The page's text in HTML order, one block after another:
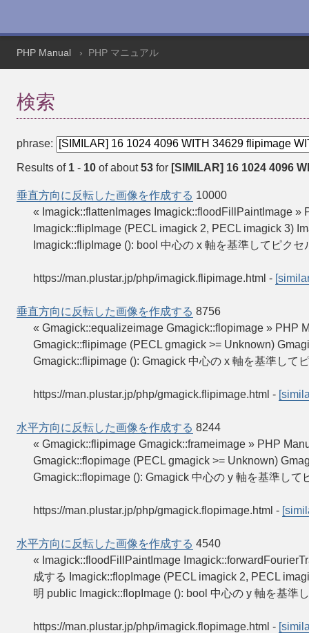
PHP Manual PHP マニュアル
検索
phrase:
Results of 1 - 10 of about53 for [SIMILAR] 16 1024 4096
垂直方向に反転した画像を作成する 10000
« Imagick::flattenImages Imagick::floodFillPaintImage
Imagick::flipImage (PECL imagick 2, PECL imagick 3)
Imagick::flipImage (): bool 中心の x 軸を基準してピク
https://man.plustar.jp/php/imagick.flipimage.html -
垂直方向に反転した画像を作成する 8756
« Gmagick::equalizeimage Gmagick::flopimage » PHP
Gmagick::flipimage (PECL gmagick >= Unknown)
Gmagick::flipimage (): Gmagick 中心の x 軸を基準して
https://man.plustar.jp/php/gmagick.flipimage.html -
水平方向に反転した画像を作成する 8244
« Gmagick::flipimage Gmagick::frameimage » PHP
Gmagick::flopimage (PECL gmagick >= Unknown)
Gmagick::flopimage (): Gmagick 中心の y 軸を基準し
https://man.plustar.jp/php/gmagick.flopimage.html -
水平方向に反転した画像を作成する 4540
« Imagick::floodFillPaintImage
成する Imagick::flopImage (PECL imagick 2, PECL
明 public Imagick::flopImage (): bool 中心の y 軸を基準
https://man.plustar.jp/php/imagick.flopimage.html -